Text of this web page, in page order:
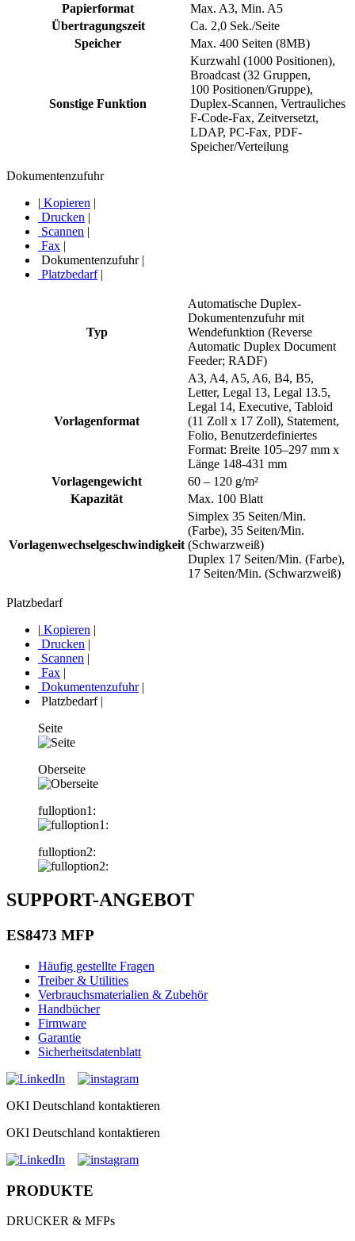
Papierformat
Max. A3, Min. A5
Übertragungszeit
Ca. 2,0 Sek./Seite
Speicher
Max. 400 Seiten (8MB)
Sonstige Funktion
Kurzwahl (1000 Positionen),
Broadcast (32 Gruppen,
100 Positionen/Gruppe),
Duplex-Scannen, Vertrauliches
F-Code-Fax, Zeitversetzt,
LDAP, PC-Fax, PDF-
Speicher/Verteilung
Dokumentenzufuhr
| Kopieren |
Drucken |
Scannen |
Fax |
Dokumentenzufuhr|
Platzbedarf|
Typ
Automatische Duplex-
Dokumentenzufuhr mit
Wendefunktion (Reverse
Automatic Duplex Document
Feeder; RADF)
Vorlagenformat
A3, A4, A5, A6, B4, B5,
Letter, Legal 13, Legal 13.5,
Legal 14, Executive, Tabloid
(11 Zoll x 17 Zoll), Statement,
Folio, Benutzerdefiniertes
Format: Breite 105–297 mm x
Länge 148-431 mm
Vorlagengewicht
60 – 120 g/m²
Kapazität
Max. 100 Blatt
Vorlagenwechselgeschwindigkeit
Simplex 35 Seiten/Min.
(Farbe), 35 Seiten/Min.
(Schwarzweiß)
Duplex 17 Seiten/Min. (Farbe),
17 Seiten/Min. (Schwarzweiß)
Platzbedarf
| Kopieren |
Drucken |
Scannen |
Fax |
Dokumentenzufuhr|
Platzbedarf|
Seite
Oberseite
fulloption1:
fulloption2:
SUPPORT-ANGEBOT
ES8473 MFP
Häufig gestellte Fragen
Treiber & Utilities
Verbrauchsmaterialien & Zubehör
Handbücher
Firmware
Garantie
Sicherheitsdatenblatt
OKI Deutschland kontaktieren
OKI Deutschland kontaktieren
PRODUKTE
DRUCKER & MFPs